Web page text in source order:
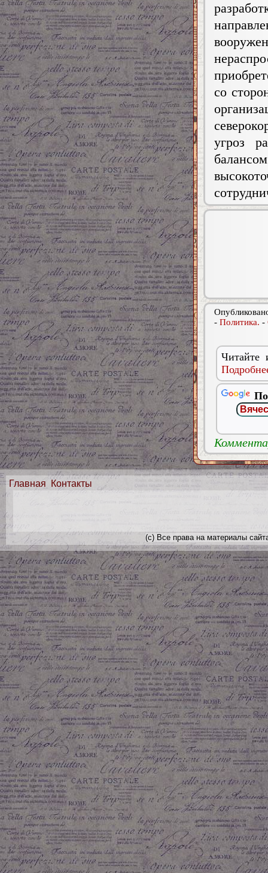
со
угроз
- Политика. -
Читайте
Главная Контакты
(с) Все права на материалы